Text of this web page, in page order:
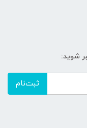
شوید:
ثبت‌نام